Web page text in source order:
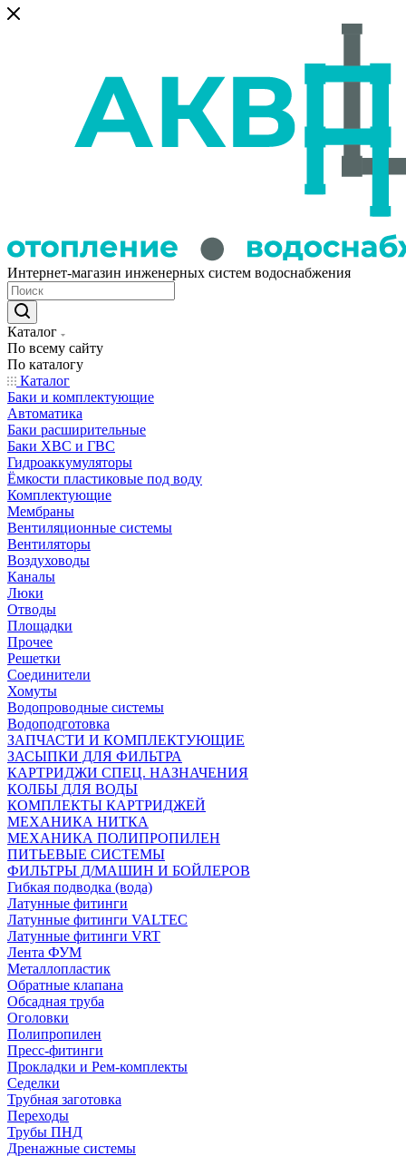
Интернет-магазин инженерных систем водоснабжения
Каталог
По всему сайту
По каталогу
Каталог
Баки и комплектующие
Автоматика
Баки расширительные
Баки ХВС и ГВС
Гидроаккумуляторы
Ёмкости пластиковые под воду
Комплектующие
Мембраны
Вентиляционные системы
Вентиляторы
Воздуховоды
Каналы
Люки
Отводы
Площадки
Прочее
Решетки
Соединители
Хомуты
Водопроводные системы
Водоподготовка
ЗАПЧАСТИ И КОМПЛЕКТУЮЩИЕ
ЗАСЫПКИ ДЛЯ ФИЛЬТРА
КАРТРИДЖИ СПЕЦ. НАЗНАЧЕНИЯ
КОЛБЫ ДЛЯ ВОДЫ
КОМПЛЕКТЫ КАРТРИДЖЕЙ
МЕХАНИКА НИТКА
МЕХАНИКА ПОЛИПРОПИЛЕН
ПИТЬЕВЫЕ СИСТЕМЫ
ФИЛЬТРЫ Д/МАШИН И БОЙЛЕРОВ
Гибкая подводка (вода)
Латунные фитинги
Латунные фитинги VALTEC
Латунные фитинги VRT
Лента ФУМ
Металлопластик
Обратные клапана
Обсадная труба
Оголовки
Полипропилен
Пресс-фитинги
Прокладки и Рем-комплекты
Седелки
Трубная заготовка
Переходы
Трубы ПНД
Дренажные системы